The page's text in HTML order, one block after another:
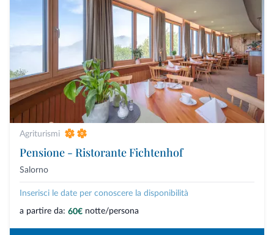
Agriturismi
Pensione - Ristorante Fichtenhof
Salorno
Inserisci le date per conoscere la disponibilità
a partire da: 60€ notte/persona